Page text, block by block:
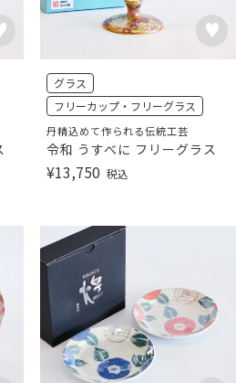
グラス
フリーカップ・フリーグラス
丹精込めて作られる伝統工芸
令和 うすべに フリーグラス
¥13,750 税込